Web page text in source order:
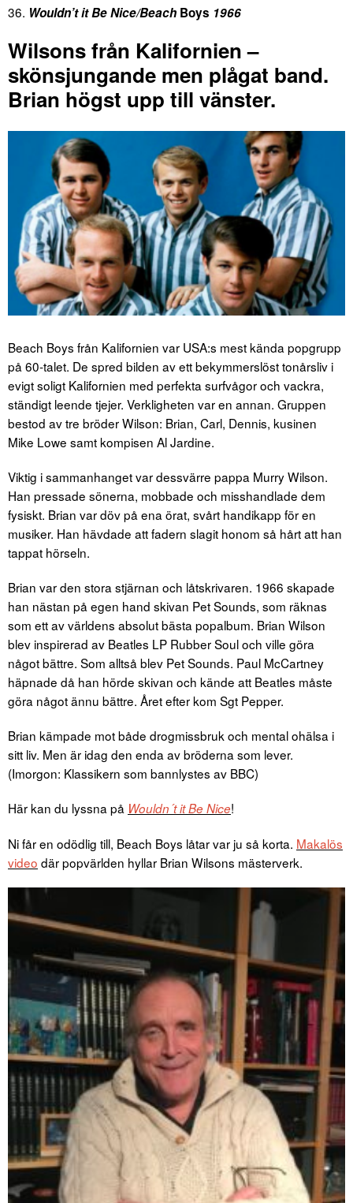
36. Wouldn’t it Be Nice/Beach Boys 1966
Wilsons från Kalifornien –
skönsjungande men plågat band.
Brian högst upp till vänster.
Beach Boys från Kalifornien var USA:s mest kända popgrupp
på 60-talet. De spred bilden av ett bekymmerslöst tonårsliv i
evigt soligt Kalifornien med perfekta surfvågor och vackra,
ständigt leende tjejer. Verkligheten var en annan. Gruppen
bestod av tre bröder Wilson: Brian, Carl, Dennis, kusinen
Mike Lowe samt kompisen Al Jardine.
Viktig i sammanhanget var dessvärre pappa Murry Wilson.
Han pressade sönerna, mobbade och misshandlade dem
fysiskt. Brian var döv på ena örat, svårt handikapp för en
musiker. Han hävdade att fadern slagit honom så hårt att han
tappat hörseln.
Brian var den stora stjärnan och låtskrivaren. 1966 skapade
han nästan på egen hand skivan Pet Sounds, som räknas
som ett av världens absolut bästa popalbum. Brian Wilson
blev inspirerad av Beatles LP Rubber Soul och ville göra
något bättre. Som alltså blev Pet Sounds. Paul McCartney
häpnade då han hörde skivan och kände att Beatles måste
göra något ännu bättre. Året efter kom Sgt Pepper.
Brian kämpade mot både drogmissbruk och mental ohälsa i
sitt liv. Men är idag den enda av bröderna som lever.
(Imorgon: Klassikern som bannlystes av BBC)
Här kan du lyssna på Wouldn´t it Be Nice!
Ni får en odödlig till, Beach Boys låtar var ju så korta. Makalös
video där popvärlden hyllar Brian Wilsons mästerverk.